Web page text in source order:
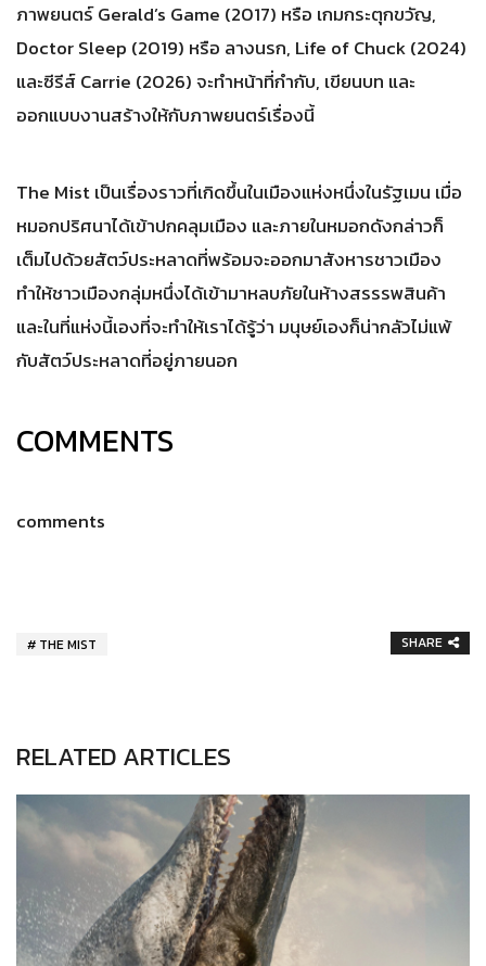
ภาพยนตร์ Gerald’s Game (2017) หรือ เกมกระตุกขวัญ,
Doctor Sleep (2019) หรือ ลางนรก, Life of Chuck (2024)
และซีรีส์ Carrie (2026) จะทำหน้าที่กำกับ, เขียนบท และ
ออกแบบงานสร้างให้กับภาพยนตร์เรื่องนี้
The Mist เป็นเรื่องราวที่เกิดขึ้นในเมืองแห่งหนึ่งในรัฐเมน เมื่อ
หมอกปริศนาได้เข้าปกคลุมเมือง และภายในหมอกดังกล่าวก็
เต็มไปด้วยสัตว์ประหลาดที่พร้อมจะออกมาสังหารชาวเมือง
ทำให้ชาวเมืองกลุ่มหนึ่งได้เข้ามาหลบภัยในห้างสรรรพสินค้า
และในที่แห่งนี้เองที่จะทำให้เราได้รู้ว่า มนุษย์เองก็น่ากลัวไม่แพ้
กับสัตว์ประหลาดที่อยู่ภายนอก
COMMENTS
comments
THE MIST SHARE
RELATED ARTICLES